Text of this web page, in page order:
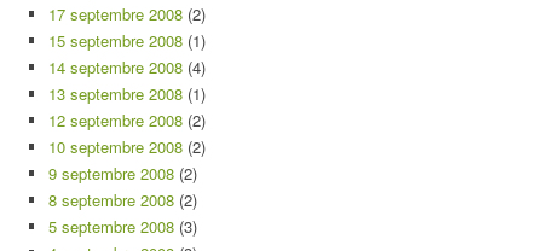
17 septembre 2008 (2)
15 septembre 2008 (1)
14 septembre 2008 (4)
13 septembre 2008 (1)
12 septembre 2008 (2)
10 septembre 2008 (2)
9 septembre 2008 (2)
8 septembre 2008 (2)
5 septembre 2008 (3)